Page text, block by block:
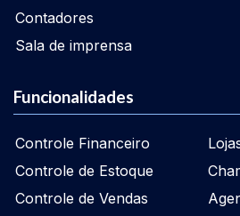
Contadores
Sala de imprensa
Funcionalidades
Controle Financeiro
Controle de Estoque
Controle de Vendas